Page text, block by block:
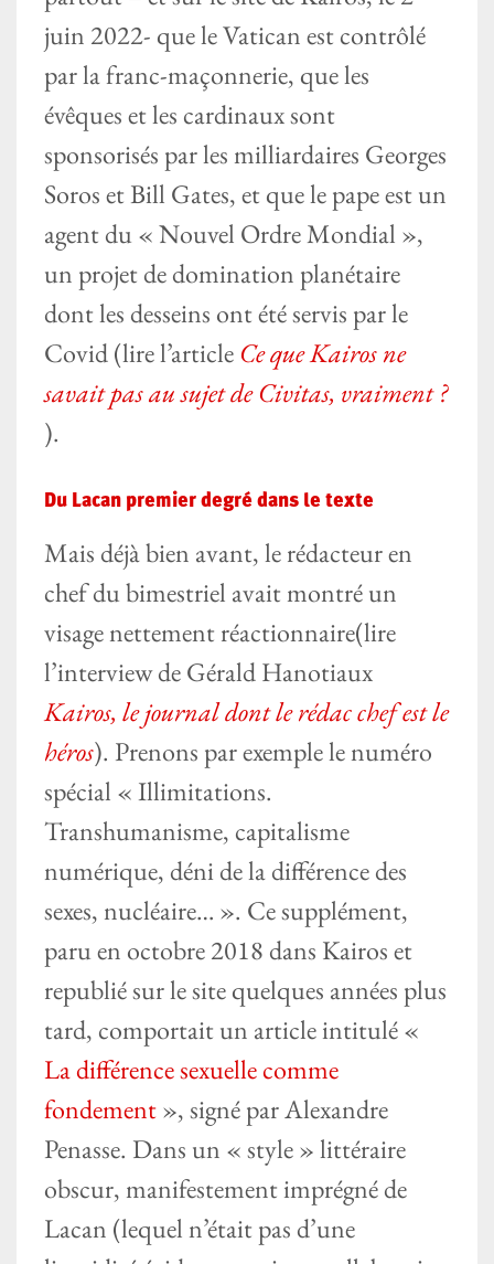
juin 2022- que le Vatican est contrôlé
par la franc-maçonnerie, que les
évêques et les cardinaux sont
sponsorisés par les milliardaires Georges
Soros et Bill Gates, et que le pape est un
agent du « Nouvel Ordre Mondial »,
un projet de domination planétaire
dont les desseins ont été servis par le
Covid (lire l’article Ce que Kairos ne
savait pas au sujet de Civitas, vraiment ?
).
Du Lacan premier degré dans le texte
Mais déjà bien avant, le rédacteur en
chef du bimestriel avait montré un
visage nettement réactionnaire(lire
l’interview de Gérald Hanotiaux
Kairos, le journal dont le rédac chef est le
héros). Prenons par exemple le numéro
spécial « Illimitations.
Transhumanisme, capitalisme
numérique, déni de la différence des
sexes, nucléaire… ». Ce supplément,
paru en octobre 2018 dans Kairos et
republié sur le site quelques années plus
tard, comportait un article intitulé «
La différence sexuelle comme
fondement», signé par Alexandre
Penasse. Dans un « style » littéraire
obscur, manifestement imprégné de
Lacan (lequel n’était pas d’une